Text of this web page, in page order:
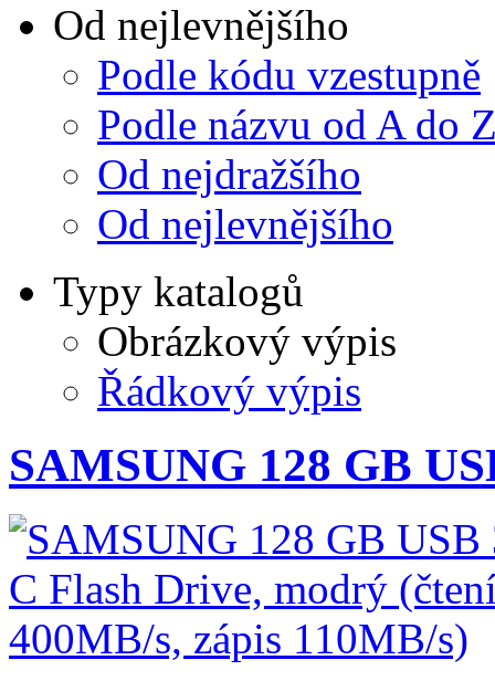
Od nejlevnějšího
Podle kódu vzestupně
Podle názvu od A do
Od nejdražšího
Od nejlevnějšího
Typy katalogů
Obrázkový výpis
Řádkový výpis
SAMSUNG 128 GB